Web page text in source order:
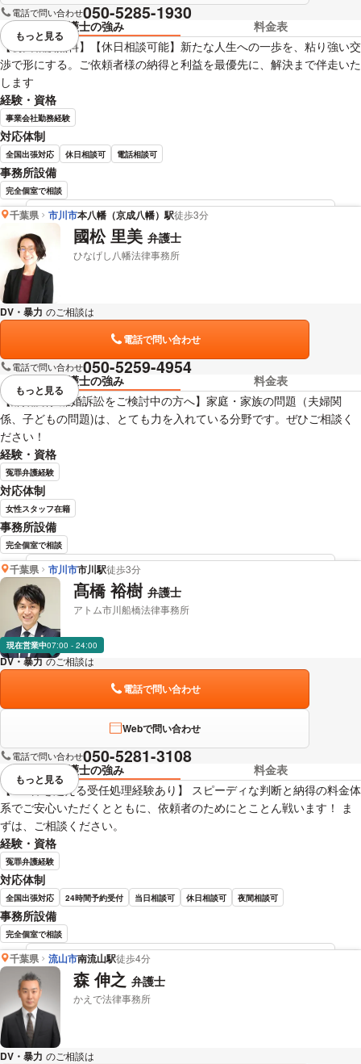
電話で問い合わせ050-5285-1930
弁護士の強み
料金表
【初回相談無料】【休日相談可能】新たな人生への一歩を、粘り強い交
渉で形にする。ご依頼者様の納得と利益を最優先に、解決まで伴走いた
します
経験・資格
事業会社勤務経験
対応体制
全国出張対応 休日相談可 電話相談可
事務所設備
完全個室で相談
辰野 樹市 弁護士の詳細情報を見る
視覚的に省略されている要素を
もっと見る
千葉県 市川市本八幡（京成八幡）駅徒歩3分
國松 里美 弁護士
ひなげし八幡法律事務所
DV・暴力 のご相談は
電話で問い合わせ
電話で問い合わせ050-5259-4954
弁護士の強み
料金表
【離婚調停/離婚訴訟をご検討中の方へ】家庭・家族の問題（夫婦関
係、子どもの問題)は、とても力を入れている分野です。ぜひご相談く
ださい！
経験・資格
冤罪弁護経験
対応体制
女性スタッフ在籍
事務所設備
完全個室で相談
國松 里美 弁護士の詳細情報を見る
視覚的に省略されている要素を
もっと見る
千葉県 市川市市川駅徒歩3分
髙橋 裕樹 弁護士
アトム市川船橋法律事務所
現在営業中07:00 - 24:00
DV・暴力 のご相談は
電話で問い合わせ
Webで問い合わせ
電話で問い合わせ050-5281-3108
弁護士の強み
料金表
【100件を超える受任処理経験あり】 スピーディな判断と納得の料金体
系でご安心いただくとともに、依頼者のためにとことん戦います！ ま
ずは、ご相談ください。
経験・資格
冤罪弁護経験
対応体制
全国出張対応 24時間予約受付 当日相談可 休日相談可 夜間相談可
事務所設備
完全個室で相談
髙橋 裕樹 弁護士の詳細情報を見る
視覚的に省略されている要素を
もっと見る
千葉県 流山市南流山駅徒歩4分
森 伸之 弁護士
かえで法律事務所
DV・暴力 のご相談は